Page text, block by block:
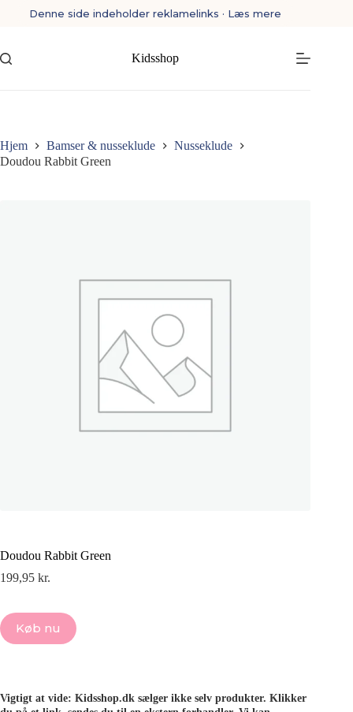
Denne side indeholder reklamelinks · Læs mere
Kidsshop
Hjem Bamser & nusseklude
Nusseklude
Doudou Rabbit Green
Doudou Rabbit Green
199,95 kr.
Køb nu
Vigtigt at vide: Kidsshop.dk sælger ikke selv produkter. Klikker